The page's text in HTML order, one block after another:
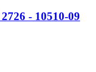
- 10510-09